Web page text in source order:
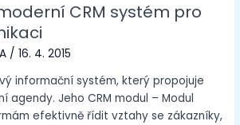
CRM systém pro
/16. 4. 2015
informační systém, který propojuje
agendy. Jeho CRM modul – Modul
efektivně řídit vztahy se zákazníky,